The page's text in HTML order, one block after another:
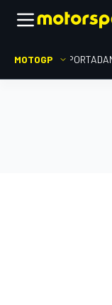
MOTOGP PORTADA